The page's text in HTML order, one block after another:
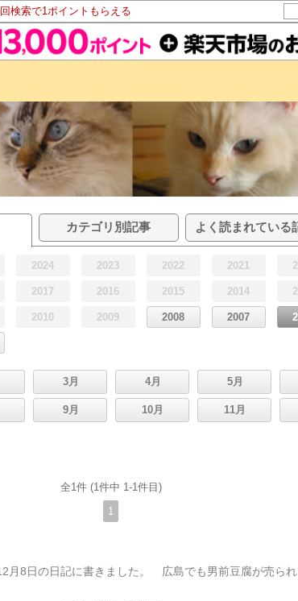
検索で1ポイントもらえる
カテゴリ別記事 よく読まれている
2024 2023 2022 2021
2017 2016 2015 2014
2010 2009 2008 2007
3月 4月 5月
9月 10月 11月
全1件 (1件中 1-1件目)
1
男前豆腐店について、12月4日、12月8日の日記に書きました。 広島でも男前豆腐が売られるようになり、府中町のダイヤモンドシティ ソレイユ内のジャスコ、ゆめタウン呉では常時販売しているため、これらのお店へ買い物に行く時は、必ずチェックしてしまいます。